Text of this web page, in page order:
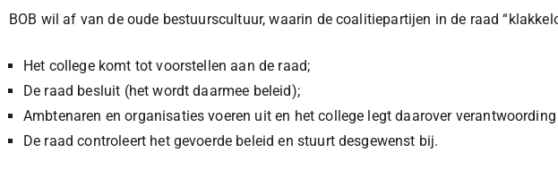
BOB wil af van de oude bestuurscultuur, waarin de coalitiepartijen in de raad
Het college komt tot voorstellen aan de raad;
De raad besluit (het wordt daarmee beleid);
Ambtenaren en organisaties voeren uit en het college legt daarover
De raad controleert het gevoerde beleid en stuurt desgewenst bij.